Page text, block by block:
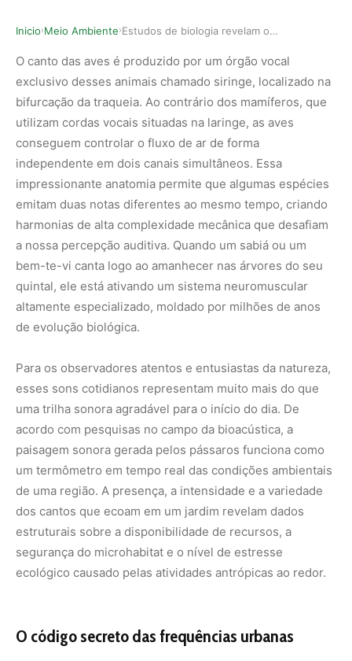
Inicio›Meio Ambiente› Estudos de biologia revelam o significado ocult…
O canto das aves é produzido por um órgão vocal
exclusivo desses animais chamado siringe, localizado na
bifurcação da traqueia. Ao contrário dos mamíferos, que
utilizam cordas vocais situadas na laringe, as aves
conseguem controlar o fluxo de ar de forma
independente em dois canais simultâneos. Essa
impressionante anatomia permite que algumas espécies
emitam duas notas diferentes ao mesmo tempo, criando
harmonias de alta complexidade mecânica que desafiam
a nossa percepção auditiva. Quando um sabiá ou um
bem-te-vi canta logo ao amanhecer nas árvores do seu
quintal, ele está ativando um sistema neuromuscular
altamente especializado, moldado por milhões de anos
de evolução biológica.
Para os observadores atentos e entusiastas da natureza,
esses sons cotidianos representam muito mais do que
uma trilha sonora agradável para o início do dia. De
acordo com pesquisas no campo da bioacústica, a
paisagem sonora gerada pelos pássaros funciona como
um termômetro em tempo real das condições ambientais
de uma região. A presença, a intensidade e a variedade
dos cantos que ecoam em um jardim revelam dados
estruturais sobre a disponibilidade de recursos, a
segurança do microhabitat e o nível de estresse
ecológico causado pelas atividades antrópicas ao redor.
O código secreto das frequências urbanas